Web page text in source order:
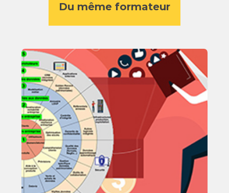
Du même formateur